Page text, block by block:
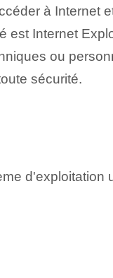
à Internet
Internet
ou
sécurité.
d'exploitation